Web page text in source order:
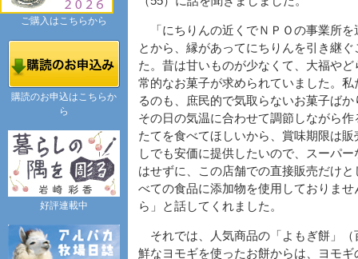
「にちりんの近くでＮＰＯの事業所を
とから、縁があってにちりんを引き継
た。昔は甘いものが少なくて、大福や
常的なお菓子が求められていました。私
るのも、庶民的で気取らないお菓子ば
その日の気温に合わせて調節しながら
たてを食べてほしいから、賞味期限は
しでも安価に提供したいので、スーパ
はせずに、この店舗での直接販売だけ
べての食品に添加物を使用しておりま
ら」と話してくれました。
それでは、人気商品の「よもぎ餅」（
鮮なヨモギを使ったお餅からは、ヨモ
ご購入はこちらから
購読のお申込はこちらか
ら
好評連載中